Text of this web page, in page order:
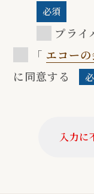
個人を識別で
ます。 当社は
氏名，生年月
レス，銀行口
運転免許証番
とがあります
提供元，広告
プライ
必須
「 エコー
に同意する
入力に